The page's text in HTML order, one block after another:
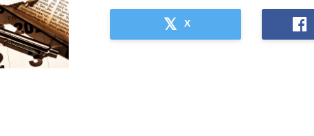
X